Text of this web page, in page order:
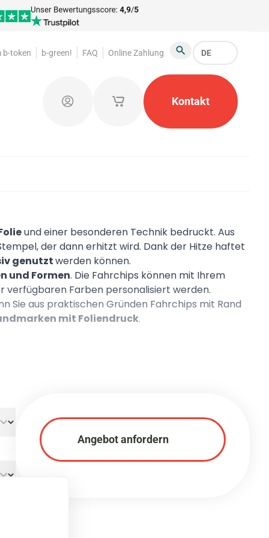
b-token b-green! FAQ Online Zahlung
Suche
DE
Garderobenmarken Werbeartikel
Einloggen Meine gespeicherten Warenkörbe
Kontakt
und einer besonderen Technik bedruckt. Aus
der dann erhitzt wird. Dank der Hitze haftet
genutztwerden können.
und Formen. Die Fahrchips können mit Ihrem
verfügbaren Farben personalisiert werden.
Sie aus praktischen Gründen Fahrchips mit Rand
mit Foliendruck.
Angebot anfordern